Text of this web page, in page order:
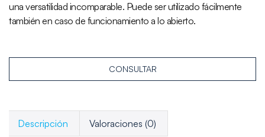
una versatilidad incomparable. Puede ser utilizado fácilmente
también en caso de funcionamiento a lo abierto.
CONSULTAR
Descripción Valoraciones (0)